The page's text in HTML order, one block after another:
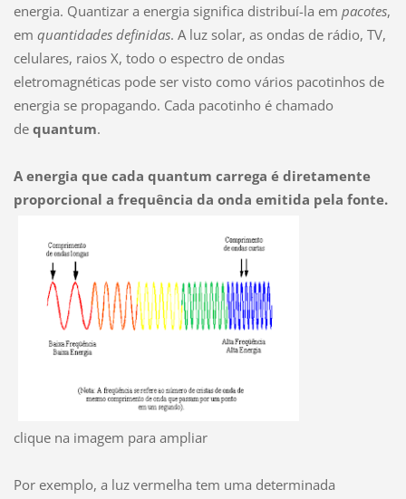
energia. Quantizar a energia significa distribuí-la em pacotes,
em quantidades definidas. A luz solar, as ondas de rádio, TV,
celulares, raios X, todo o espectro de ondas
eletromagnéticas pode ser visto como vários pacotinhos de
energia se propagando. Cada pacotinho é chamado
de quantum.
A energia que cada quantum carrega é diretamente
proporcional a frequência da onda emitida pela fonte.
clique na imagem para ampliar
Por exemplo, a luz vermelha tem uma determinada